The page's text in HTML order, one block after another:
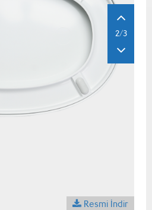
2/3
Resmi İndir